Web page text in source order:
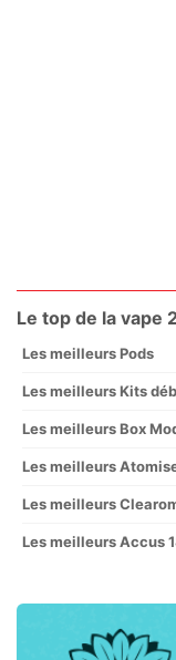
Le top de la vape
Les meilleurs Pods
Les meilleurs Kits
Les meilleurs Box
Les meilleurs
Les meilleurs
Les meilleurs Accus